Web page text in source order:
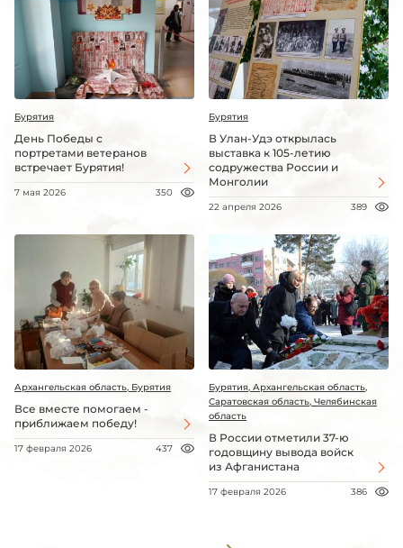
Бурятия
День Победы с
портретами ветеранов
встречает Бурятия!
7 мая 2026 350
Бурятия
В Улан-Удэ открылась
выставка к 105-летию
содружества России и
Монголии
22 апреля 2026 389
Архангельская область, Бурятия
Все вместе помогаем -
приближаем победу!
17 февраля 2026 437
Бурятия, Архангельская область,
Саратовская область, Челябинская
область
В России отметили 37-ю
годовщину вывода войск
из Афганистана
17 февраля 2026 386